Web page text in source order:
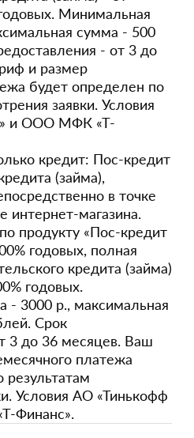
Минимальная
сумма - 500
- от 3 до
и размер
будет определен по
заявки. Условия
и ООО МФК «Т-
кредит: Пос-кредит
(займа),
в точке
интернет-магазина.
продукту «Пос-кредит
годовых, полная
кредита (займа)
годовых.
- 3000 р., максимальная
Срок
3 до 36 месяцев. Ваш
платежа
Условия АО «Тинькофф
Финанс».